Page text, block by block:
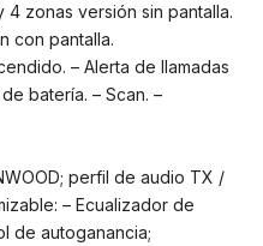
4 zonas versión sin pantalla.
con pantalla.
– Alerta de llamadas
batería. – Scan. –
perfil de audio TX /
– Ecualizador de
de autoganancia;